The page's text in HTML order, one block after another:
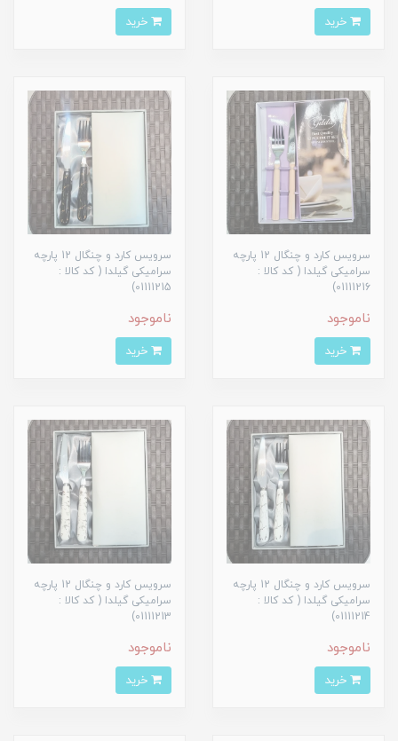
سرویس کارد و چنگال 12 پارچه
سرامیکی گیلدا ( کد کالا :
01111216)
ناموجود
سرویس کارد و چنگال 12 پارچه
سرامیکی گیلدا ( کد کالا :
01111215)
ناموجود
سرویس کارد و چنگال 12 پارچه
سرامیکی گیلدا ( کد کالا :
01111214)
ناموجود
سرویس کارد و چنگال 12 پارچه
سرامیکی گیلدا ( کد کالا :
01111213)
ناموجود